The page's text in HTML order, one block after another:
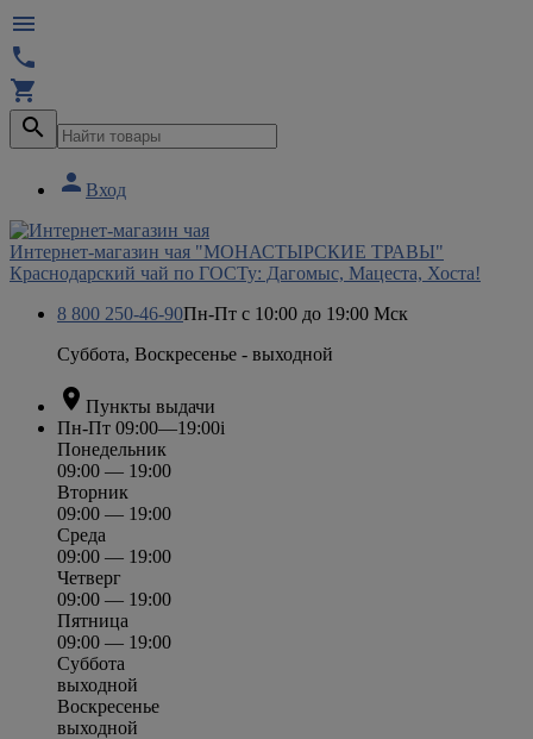




 Вход
Интернет-магазин чая "МОНАСТЫРСКИЕ ТРАВЫ"
Краснодарский чай по ГОСТу: Дагомыс, Мацеста, Хоста!
8 800 250-46-90Пн-Пт с 10:00 до 19:00 Мск
Суббота, Воскресенье - выходной
 Пункты выдачи
Пн-Пт 09:00—19:00i
Понедельник
09:00 — 19:00
Вторник
09:00 — 19:00
Среда
09:00 — 19:00
Четверг
09:00 — 19:00
Пятница
09:00 — 19:00
Суббота
выходной
Воскресенье
выходной